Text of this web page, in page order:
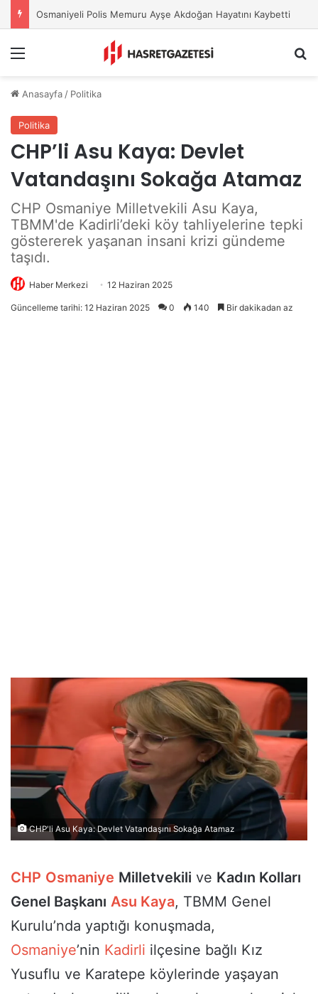
Osmaniyeli Polis Memuru Ayşe Akdoğan Hayatını Kaybetti
Anasayfa / Politika
Politika
CHP’li Asu Kaya: Devlet
Vatandaşını Sokağa Atamaz
CHP Osmaniye Milletvekili Asu Kaya,
TBMM'de Kadirli’deki köy tahliyelerine tepki
göstererek yaşanan insani krizi gündeme
taşıdı.
Haber Merkezi 12 Haziran 2025
Güncelleme tarihi: 12 Haziran 2025 0 140 Bir dakikadan az
CHP'li Asu Kaya: Devlet Vatandaşını Sokağa Atamaz
CHP Osmaniye Milletvekili ve Kadın Kolları
Genel Başkanı Asu Kaya, TBMM Genel
Kurulu’nda yaptığı konuşmada,
Osmaniye’nin Kadirli ilçesine bağlı Kız
Yusuflu ve Karatepe köylerinde yaşayan